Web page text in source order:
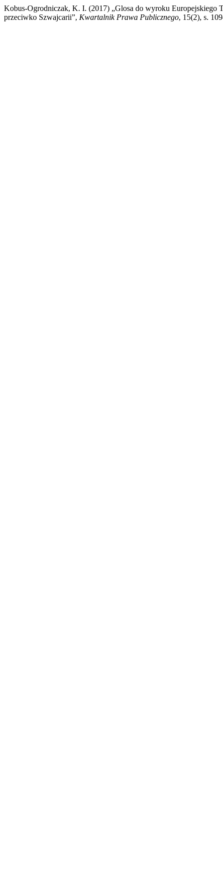
Kobus-Ogrodniczak, K. I. (2017) „Glosa do wyroku Europejskiego
przeciwko Szwajcarii”, Kwartalnik Prawa Publicznego, 15(2), s.